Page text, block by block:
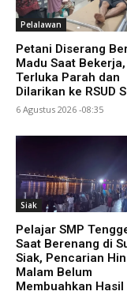
Pelalawan
Petani Diserang
Madu Saat Bekerja,
Terluka Parah dan
Dilarikan ke RSUD
6 Agustus 2026 -08:35
Siak
Pelajar SMP
Saat Berenang di
Siak, Pencarian
Malam Belum
Membuahkan Hasil